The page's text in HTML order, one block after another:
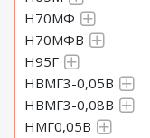
Н70МФ
Н70МФВ
Н95Г
НВМГ3-0,05В
НВМГ3-0,08В
НМГ0,05В